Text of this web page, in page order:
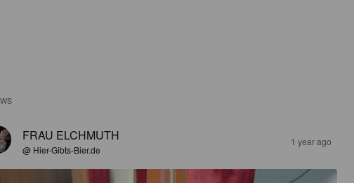
FRAU ELCHMUTH
@ Hier-Gibts-Bier.de
1 year ago